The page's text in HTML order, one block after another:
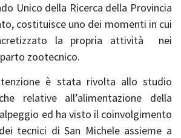
Unico della Ricerca della Provincia
costituisce uno dei momenti in cui
la propria attività nei
zootecnico.
è stata rivolta allo studio
relative all’alimentazione della
ed ha visto il coinvolgimento
tecnici di San Michele assieme a